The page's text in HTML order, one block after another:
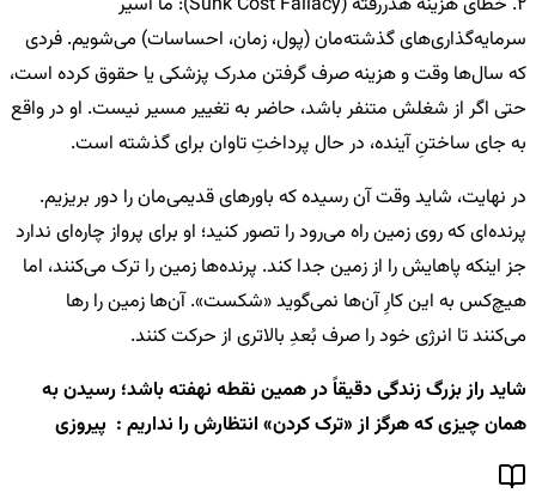
سرمایه‌گذاری‌های گذشته‌مان (پول، زمان، احساسات) می‌شویم. فردی
که سال‌ها وقت و هزینه صرف گرفتن مدرک پزشکی یا حقوق کرده است،
حتی اگر از شغلش متنفر باشد، حاضر به تغییر مسیر نیست. او در واقع
به جای ساختنِ آینده، در حال پرداختِ تاوان برای گذشته است.
در نهایت، شاید وقت آن رسیده که باورهای قدیمی‌مان را دور بریزیم.
پرنده‌ای که روی زمین راه می‌رود را تصور کنید؛ او برای پرواز چاره‌ای ندارد
جز اینکه پاهایش را از زمین جدا کند. پرنده‌ها زمین را ترک می‌کنند، اما
هیچ‌کس به این کارِ آن‌ها نمی‌گوید «شکست». آن‌ها زمین را رها
می‌کنند تا انرژی خود را صرف بُعدِ بالاتری از حرکت کنند.
شاید راز بزرگ زندگی دقیقاً در همین نقطه نهفته باشد؛ رسیدن به
همان چیزی که هرگز از «ترک کردن» انتظارش را نداریم : پیروزی